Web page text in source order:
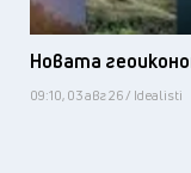
Новата
09:10, 03 авг 26 / Idealisti